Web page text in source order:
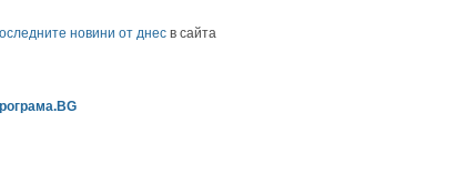
новини от днес в сайта